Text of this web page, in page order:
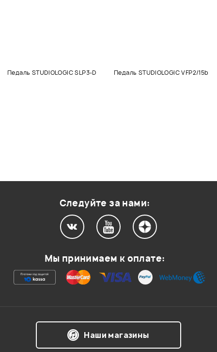
Педаль STUDIOLOGIC SLP3-D Педаль STUDIOLOGIC VFP2/15b
Следуйте за нами:
Мы принимаем к оплате:
Наши магазины